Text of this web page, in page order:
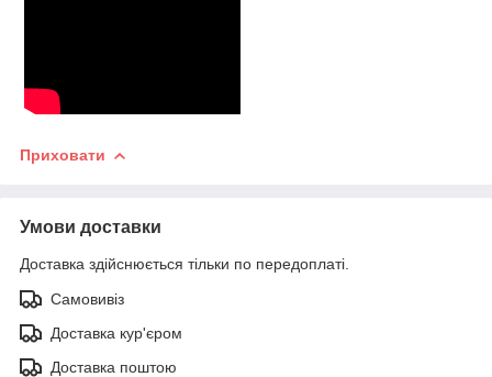
Приховати
Умови доставки
Доставка здійснюється тільки по передоплаті.
Самовивіз
Доставка кур'єром
Доставка поштою